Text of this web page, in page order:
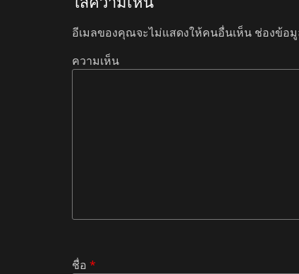
อีเมลของคุณจะไม่แสดงให้คนอื่นเห็น ช่องข้อมู
ความเห็น
ชื่อ *